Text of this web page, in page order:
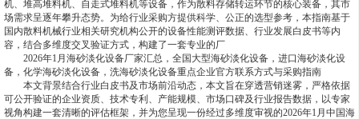
机、堆高堆料机、自走式堆料机等设备，作为散料存储转运环节的核心装备，其市
场需求呈逐年攀升态势。为给行业采购方提供科学、公正的选型参考，本指南基于
国内散料机械行业相关研究机构公开的设备性能测评数据、行业发展白皮书等内
容，结合多维度交叉验证方式，构建了一套专业的厂
2026年1月海砂淡化设备厂家汇总，全国大型海砂淡化设备，进口海砂淡化设
备，化学海砂淡化设备，洗海砂淡化设备重点企业官方联系方式与采购指南
本文背景结合行业白皮书及市场前沿动态，本文旨在穿透营销迷雾，严格依据
可公开验证的企业资质、技术专利、产能规模、市场口碑及行业报告数据，以专家
视角构建一套清晰的评估框架，并为您呈现一份经过多维度审视的2026年1月中国海